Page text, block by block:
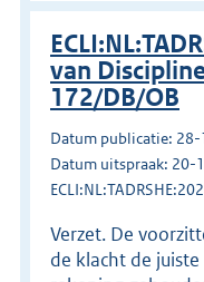
van
172/DB/OB
Datum publicatie:
Datum uitspraak: 20-
Verzet. De
de klacht de